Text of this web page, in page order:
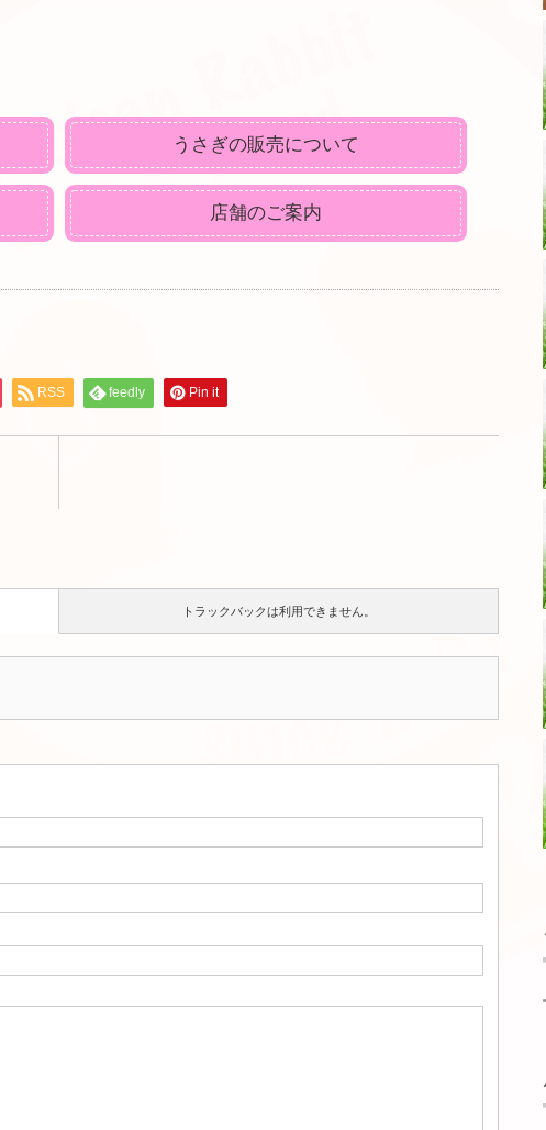
うさぎの販売について
店舗のご案内
RSS feedly Pin it
トラックバックは利用できません。